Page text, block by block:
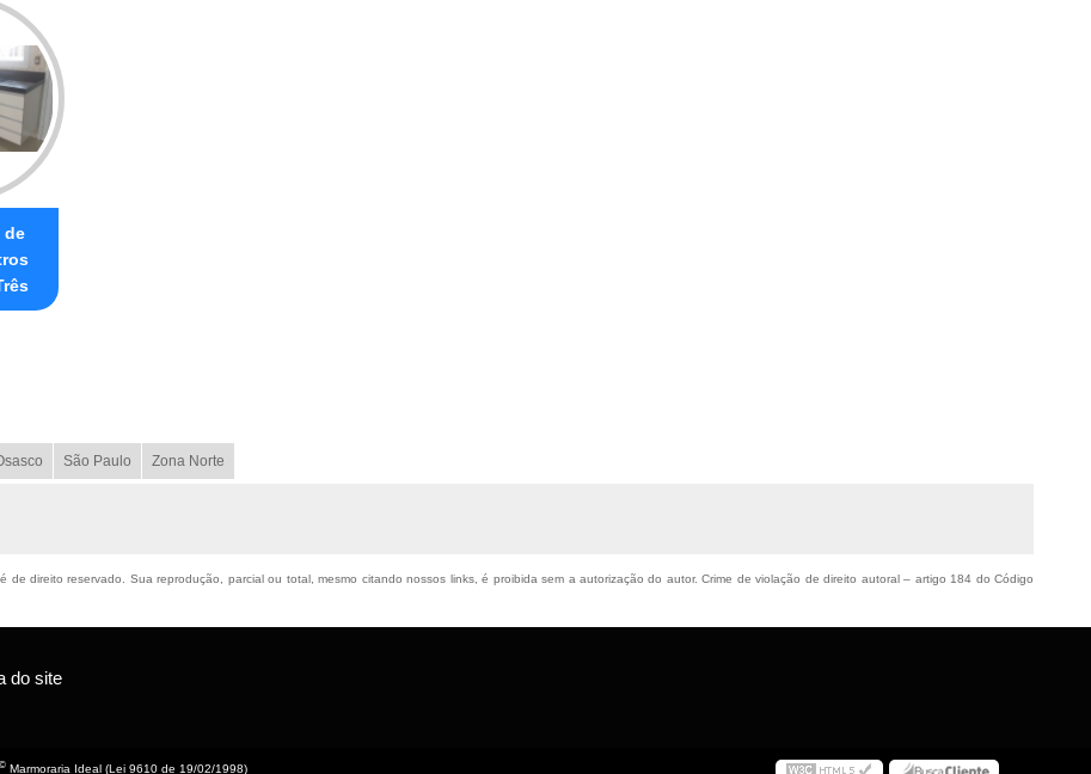
de
São Paulo Zona Norte
de direito reservado. Sua reprodução, parcial ou total, mesmo citando nossos links, é proibida sem a autorização do autor. Crime de violação de direito autoral – artigo 184 do Código
do site
© Marmoraria Ideal (Lei 9610 de 19/02/1998)